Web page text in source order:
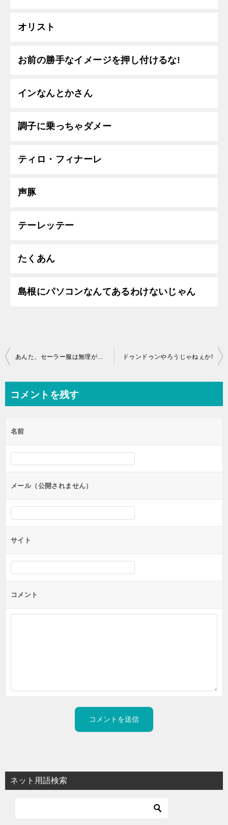
オリスト
お前の勝手なイメージを押し付けるな!
インなんとかさん
調子に乗っちゃダメー
ティロ・フィナーレ
声豚
テーレッテー
たくあん
島根にパソコンなんてあるわけないじゃん
投
ビ
ー
シ
ン
あんた、セーラー服は無理がねーか? ドゥンドゥンやろうじゃねぇか!
コメントを残す
名前
メール（公開されません）
サイト
コメント
ネット用語検索